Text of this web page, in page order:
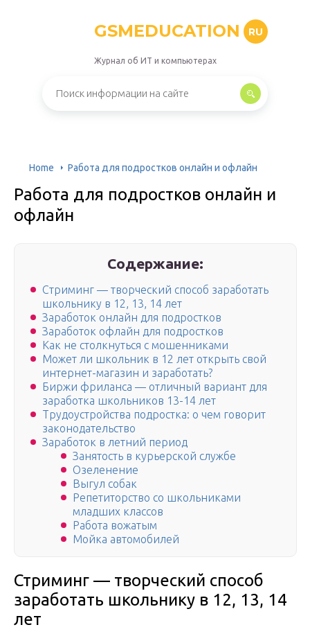
GSMEDUCATION RU
Журнал об ИТ и компьютерах
Home Работа для подростков онлайн и офлайн
Работа для подростков онлайн и
офлайн
Содержание:
Стриминг — творческий способ заработать
школьнику в 12, 13, 14 лет
Заработок онлайн для подростков
Заработок офлайн для подростков
Как не столкнуться с мошенниками
Может ли школьник в 12 лет открыть свой
интернет-магазин и заработать?
Биржи фриланса — отличный вариант для
заработка школьников 13-14 лет
Трудоустройства подростка: о чем говорит
законодательство
Заработок в летний период
Занятость в курьерской службе
Озеленение
Выгул собак
Репетиторство со школьниками
младших классов
Работа вожатым
Мойка автомобилей
Стриминг — творческий способ
заработать школьнику в 12, 13, 14
лет